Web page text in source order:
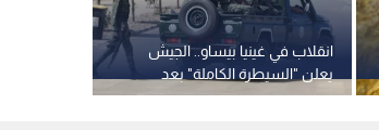
انقلاب في غينيا بيساو.. الجيش
يعلن "السيطرة الكاملة" بعد
اعتقال الرئيس إمبالو